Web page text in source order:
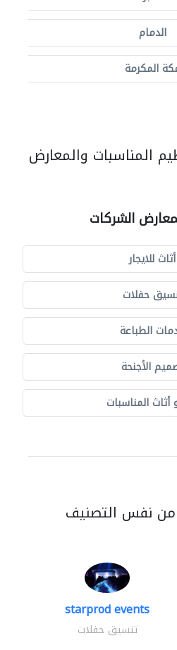
الدمام
المكرمة
المناسبات والمعارض
الشركات
أثاث للايجار
حفلات
الطباعة
الأجنحة
أثاث المناسبات
من نفس التصنيف
starprod events
تنسيق حفلات